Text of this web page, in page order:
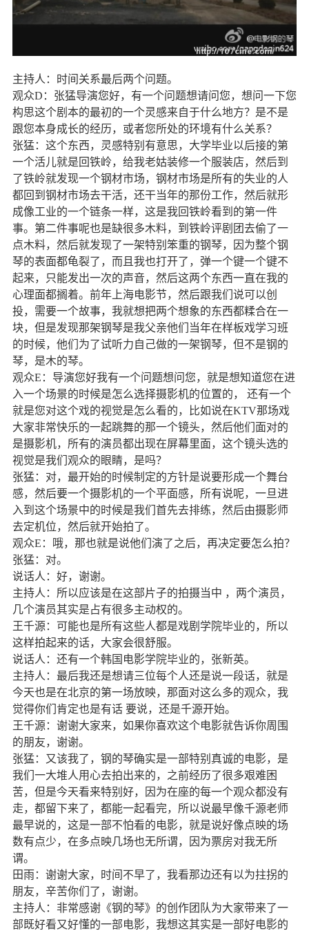
主持人：时间关系最后两个问题。
观众D ：张猛导演您好，有一个问题想请问您，想问一下您
构思这个剧本的最初的一个灵感来自于什么地方？是不是
跟您本身成长的经历，或者您所处的环境有什么关系？
张猛：这个东西，灵感特别有意思，大学毕业以后接的第
一个活儿就是回铁岭，给我老姑装修一个服装店，然后到
了铁岭就发现一个钢材市场，钢材市场是所有的失业的人
都回到钢材市场去干活，还干当年的那份工作，然后就形
成像工业的一个链条一样，这是我回铁岭看到的第一件
事。第二件事呢也是缺很多木料，到铁岭评剧团去偷了一
点木料，然后就发现了一架特别笨重的钢琴，因为整个钢
琴的表面都龟裂了，而且我也打开了，弹一个键一个键不
起来，只能发出一次的声音，然后这两个东西一直在我的
心理面都搁着。前年上海电影节，然后跟我们说可以创
投，需要一个故事，我就想把两个想象的东西都糅合在一
块，但是发现那架钢琴是我父亲他们当年在样板戏学习班
的时候，他们为了试听力自己做的一架钢琴，但不是钢的
琴，是木的琴。
观众E ：导演您好我有一个问题想问您，就是想知道您在进
入一个场景的时候是怎么选择摄影机的位置的，
还有一个
就是您对这个戏的视觉是怎么看的，比如说在KTV那场戏
大家非常快乐的一起跳舞的那一个镜头，然后他们面对的
是摄影机，所有的演员都出现在屏幕里面，这个镜头选的
视觉是我们观众的眼睛，是吗？
张猛：对，最开始的时候制定的方针是说要形成一个舞台
感，然后要一个摄影机的一个平面感，所有说呢，一旦进
入到这个场景中的时候是我们首先去排练，然后由摄影师
去定机位，然后就开始拍了。
观众E ：哦，那也就是说他们演了之后，再决定要怎么拍？
张猛：对。
说话人：好，谢谢。
主持人：所以应该是在这部片子的拍摄当中 ，两个演员，
几个演员其实是占有很多主动权的。
王千源：可能也是所有这些人都是戏剧学院毕业的，所以
这样拍起来的话，大家会很舒服。
说话人：还有一个韩国电影学院毕业的， 张新英。
主持人：最后我还是想请三位每个人还是说一段话，就是
今天也是在北京的第一场放映，那面对这么多的观众，我
觉得你们肯定也是有话 要说，还是千源开始。
王千源：谢谢大家来，如果你喜欢这个电影就告诉你周围
的朋友，谢谢。
张猛：又该我了，钢的琴确实是一部特别真诚的电影，是
我们一大堆人用心去拍出来的，之前经历了很多艰难困
苦，但是今天看来特别好，因为在座的每一个观众都没有
走，都留下来了，都能一起看完，所以说最早像千源老师
最早说的，这是一部不怕看的电影，就是说好像点映的场
数有点少，在多点映几场也无所谓，因为票房对我无所
谓。
田雨：谢谢大家，时间不早了，我看那边还有以为拄拐的
朋友，辛苦你们了，谢谢。
主持人：非常感谢《钢的琴》的创作团队为大家带来了一
部既好看又好懂的一部电影，我想这其实是一部好电影的